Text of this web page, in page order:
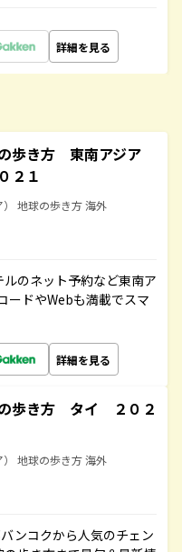
詳細を見る
歩き方 東南アジア
２１
地球の歩き方 海外
のネット予約など東南ア
ードやWebも満載でスマ
詳細を見る
歩き方 タイ ２０２
地球の歩き方 海外
ンコクから人気のチェン